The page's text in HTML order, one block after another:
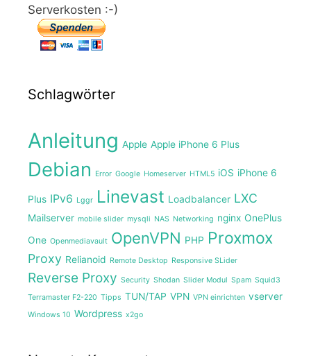
Serverkosten :-)
Schlagwörter
Anleitung Apple Apple iPhone 6 Plus
Debian Error Google Homeserver HTML5 iOS iPhone 6
Plus IPv6 Lggr Linevast Loadbalancer LXC
Mailserver mobile slider mysqli NAS Networking nginx OnePlus
One Openmediavault OpenVPN PHP Proxmox
Proxy Relianoid Remote Desktop Responsive SLider
Reverse Proxy Security Shodan Slider Modul Spam Squid3
Terramaster F2-220 Tipps TUN/TAP VPN VPN einrichten vserver
Windows 10 Wordpress x2go